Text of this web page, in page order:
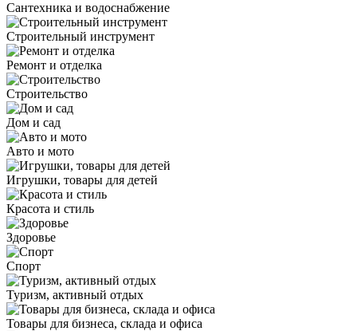
Сантехника и водоснабжение
Строительный инструмент
Ремонт и отделка
Строительство
Дом и сад
Авто и мото
Игрушки, товары для детей
Красота и стиль
Здоровье
Спорт
Туризм, активный отдых
Товары для бизнеса, склада и офиса